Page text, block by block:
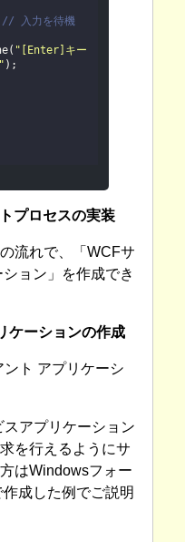
// 入力を待機
"[Enter]キー
);
プロセスの実装
流れで、「WCFサ
ョン」を作成でき
ケーションの作成
ト アプリケーシ
アプリケーション
を行えるようにサ
はWindowsフォー
成した例でご説明